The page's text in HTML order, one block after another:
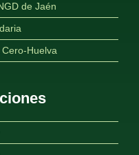
de Jaén
Huelva